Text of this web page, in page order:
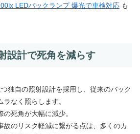
LEDバックランプ 爆光で車検対応 も
設計で死角を減らす
独自の照射設計を採用し、従来のバック
なく照らします。
死角が大幅に減少。
故のリスク軽減に繋がる点は、多くのカ